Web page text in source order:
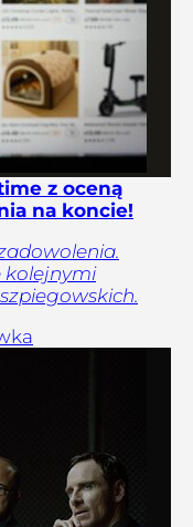
z oceną
na koncie!
kolejnymi